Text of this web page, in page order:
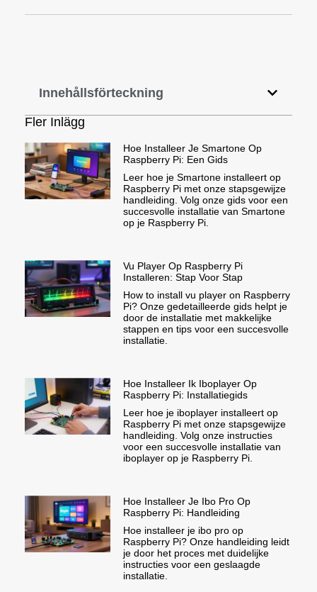
Innehållsförteckning
Fler Inlägg
Hoe Installeer Je Smartone Op
Raspberry Pi: Een Gids
Leer hoe je Smartone installeert op
Raspberry Pi met onze stapsgewijze
handleiding. Volg onze gids voor een
succesvolle installatie van Smartone
op je Raspberry Pi.
Vu Player Op Raspberry Pi
Installeren: Stap Voor Stap
How to install vu player on Raspberry
Pi? Onze gedetailleerde gids helpt je
door de installatie met makkelijke
stappen en tips voor een succesvolle
installatie.
Hoe Installeer Ik Iboplayer Op
Raspberry Pi: Installatiegids
Leer hoe je iboplayer installeert op
Raspberry Pi met onze stapsgewijze
handleiding. Volg onze instructies
voor een succesvolle installatie van
iboplayer op je Raspberry Pi.
Hoe Installeer Je Ibo Pro Op
Raspberry Pi: Handleiding
Hoe installeer je ibo pro op
Raspberry Pi? Onze handleiding leidt
je door het proces met duidelijke
instructies voor een geslaagde
installatie.